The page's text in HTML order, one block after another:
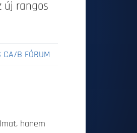
új rangos
CA/B FÓRUM
hanem